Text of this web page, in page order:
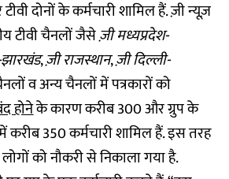
दोनों के कर्मचारी शामिल हैं. ज़ी न्यूज़
टीवी चैनलों जैसेज़ी मध्यप्रदेश-
झारखंड,ज़ी राजस्थान,ज़ी दिल्ली-
व अन्य चैनलों में पत्रकारों को
होनेके कारण करीब 300 और ग्रुप के
करीब 350 कर्मचारी शामिल हैं. इस तरह
को नौकरी से निकाला गया है.